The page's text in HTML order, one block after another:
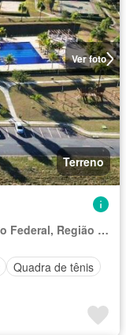
Ver foto
Terreno
Região Geográfica Imediata do Distrito Federal, Região Integrada de Desenvolvimento do Distrito Federal e Entorno
Quadra de tênis